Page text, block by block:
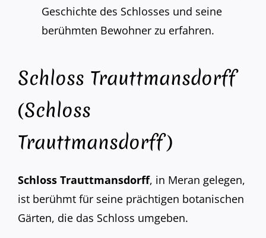
Geschichte des Schlosses und seine
berühmten Bewohner zu erfahren.
Schloss Trauttmansdorff
(Schloss
Trauttmansdorff)
Schloss Trauttmansdorff, in Meran gelegen,
ist berühmt für seine prächtigen botanischen
Gärten, die das Schloss umgeben.